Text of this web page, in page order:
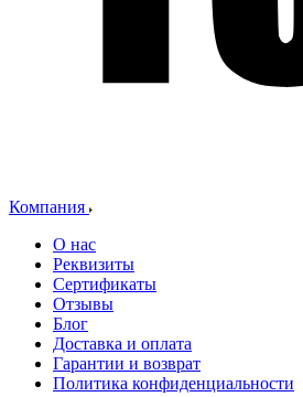
Компания
О нас
Реквизиты
Сертификаты
Отзывы
Блог
Доставка и оплата
Гарантии и возврат
Политика конфиденциальности